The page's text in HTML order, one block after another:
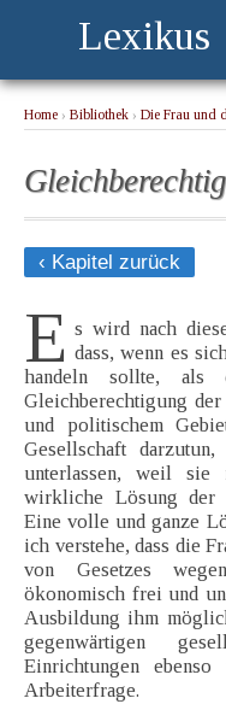
Lexikus
Home › Bibliothek › Die Frau und
‹ Kapitel zurück
E s wird nach
dass, wenn es
handeln sollte, als
Gleichberechtigung
und politischem
Gesellschaft
unterlassen, weil
wirkliche Lösung der
Eine volle und ganze
ich verstehe, dass die
von Gesetzes
ökonomisch frei und
Ausbildung ihm
gegenwärtigen
Einrichtungen
Arbeiterfrage.